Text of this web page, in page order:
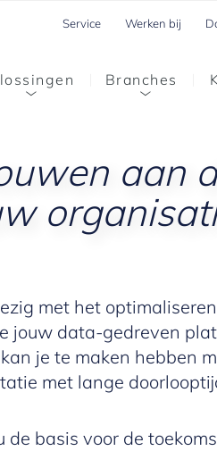
Service Werken bij
Branches
aan
met het
jouw data-gedreven
je te maken hebben
met lange
basis voor de